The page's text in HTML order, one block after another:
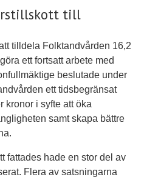
till
tilldela Folktandvården 16,2
ett fortsatt arbete med
beslutade under
ett tidsbegränsat
kronor i syfte att öka
samt skapa bättre
fattades hade en stor del av
Flera av satsningarna